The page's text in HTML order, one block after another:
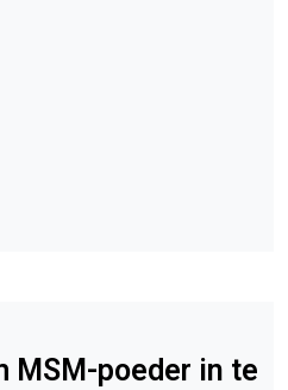
MSM-poeder in te